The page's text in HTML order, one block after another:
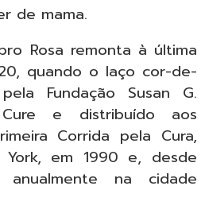
de mama.
Rosa remonta à última
quando o laço cor-de-
Fundação Susan G.
e distribuído aos
Corrida pela Cura,
York, em 1990 e, desde
anualmente na cidade